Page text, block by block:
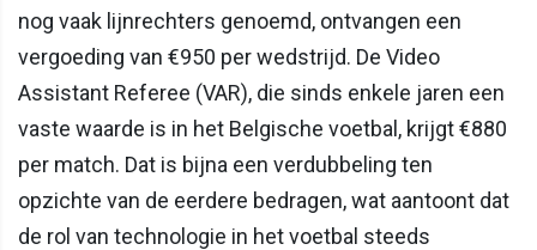
nog vaak lijnrechters genoemd, ontvangen een
vergoeding van €950 per wedstrijd. De Video
Assistant Referee (VAR), die sinds enkele jaren een
vaste waarde is in het Belgische voetbal, krijgt €880
per match. Dat is bijna een verdubbeling ten
opzichte van de eerdere bedragen, wat aantoont dat
de rol van technologie in het voetbal steeds